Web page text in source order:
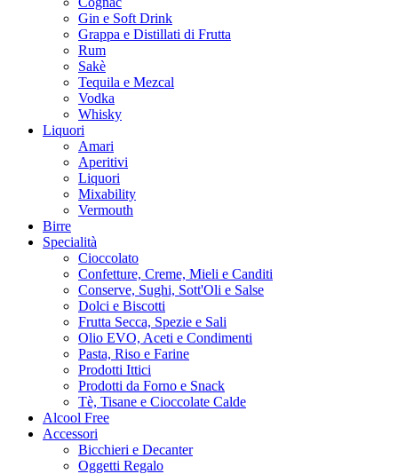
Gin e Soft Drink
Grappa e Distillati di Frutta
Rum
Sakè
Tequila e Mezcal
Vodka
Whisky
Liquori
Amari
Aperitivi
Liquori
Mixability
Vermouth
Birre
Specialità
Cioccolato
Confetture, Creme, Mieli e Canditi
Conserve, Sughi, Sott'Oli e Salse
Dolci e Biscotti
Frutta Secca, Spezie e Sali
Olio EVO, Aceti e Condimenti
Pasta, Riso e Farine
Prodotti Ittici
Prodotti da Forno e Snack
Tè, Tisane e Cioccolate Calde
Alcool Free
Accessori
Bicchieri e Decanter
Oggetti Regalo